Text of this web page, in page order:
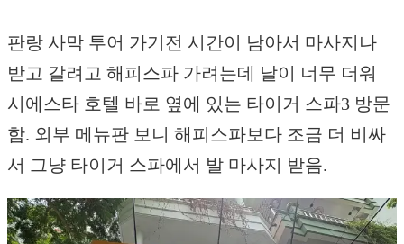
판랑 사막 투어 가기전 시간이 남아서 마사지나
받고 갈려고 해피스파 가려는데 날이 너무 더워
시에스타 호텔 바로 옆에 있는 타이거 스파3 방문
함. 외부 메뉴판 보니 해피스파보다 조금 더 비싸
서 그냥 타이거 스파에서 발 마사지 받음.